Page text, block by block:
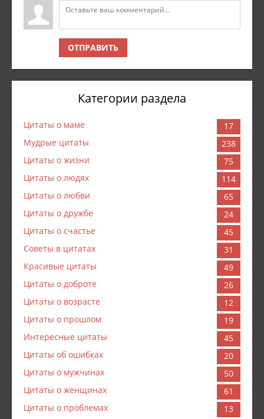
Категории раздела
Цитаты о маме
17
Мудрые цитаты
238
Цитаты о жизни
75
Цитаты о людях
114
Цитаты о любви
65
Цитаты о дружбе
24
Цитаты о счастье
45
Советы в цитатах
31
Красивые цитаты
49
Цитаты о доброте
26
Цитаты о возрасте
12
Цитаты о прошлом
19
Интересные цитаты
45
Цитаты об ошибках
20
Цитаты о мужчинах
50
Цитаты о женщинах
61
Цитаты о проблемах
13
ОТПРАВИТЬ